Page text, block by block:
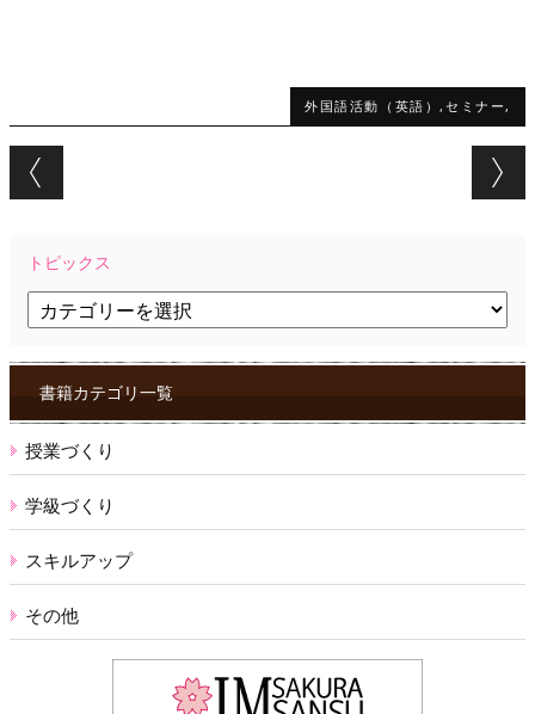
外国語活動（英語）,セミナー,
Post navigation
トピックス
ク
ス書籍カテゴリ一覧
授業づくり
学級づくり
スキルアップ
その他